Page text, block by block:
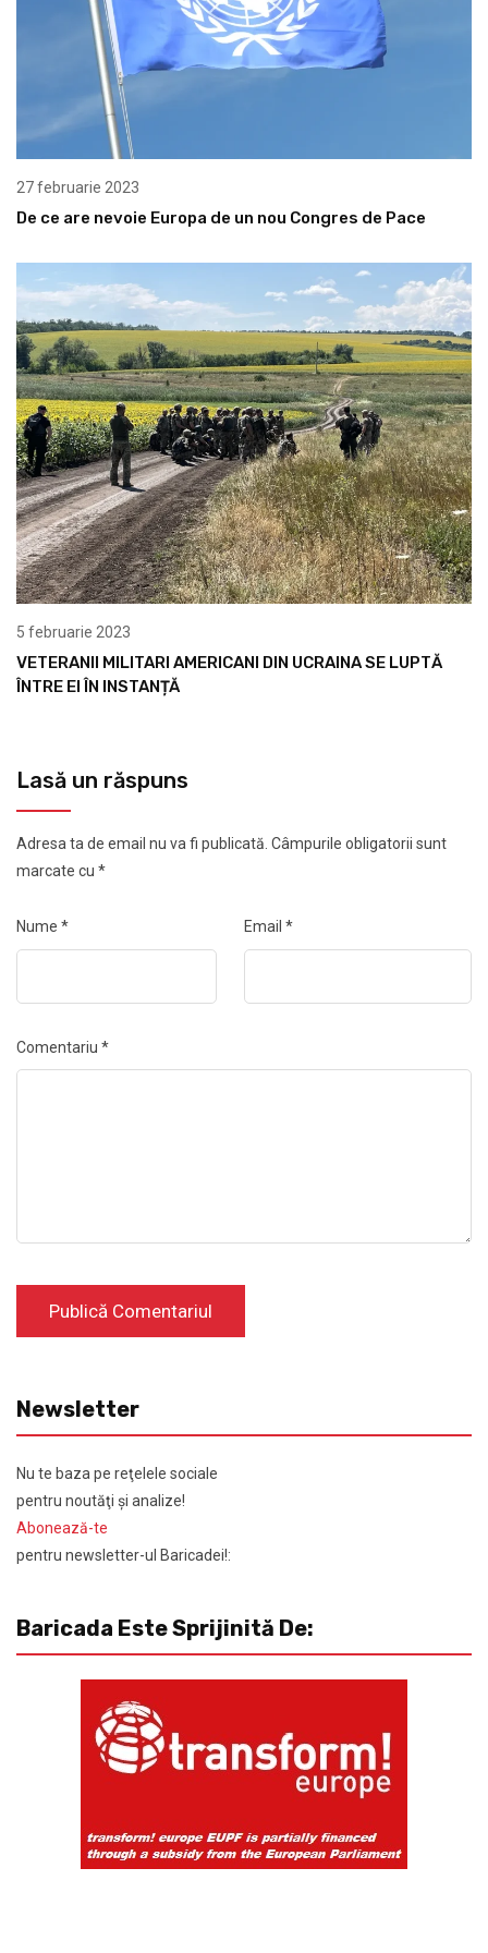
27 februarie 2023
De ce are nevoie Europa de un nou Congres de Pace
5 februarie 2023
VETERANII MILITARI AMERICANI DIN UCRAINA SE LUPTĂ
ÎNTRE EI ÎN INSTANȚĂ
Lasă un răspuns
Adresa ta de email nu va fi publicată. Câmpurile obligatorii sunt
marcate cu *
Nume * Email *
Comentariu *
Newsletter
Nu te baza pe reţelele sociale
pentru noutăţi şi analize!
Abonează-te
pentru newsletter-ul Baricadei!:
Baricada Este Sprijinită De: